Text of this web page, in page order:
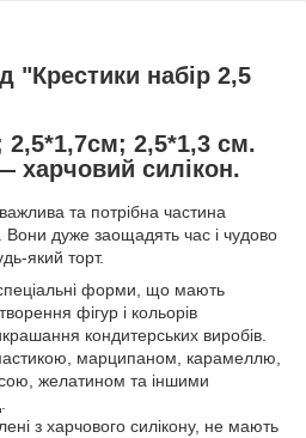
"Крестики набір 2,5
2,5*1,7см; 2,5*1,3 см.
харчовий силікон.
та потрібна частина
Вони дуже заощадять час і чудово
який торт.
форми, що мають
фігур і кольорів
кондитерських виробів.
марципаном, карамеллю,
желатином та іншими
з харчового силікону, не мають